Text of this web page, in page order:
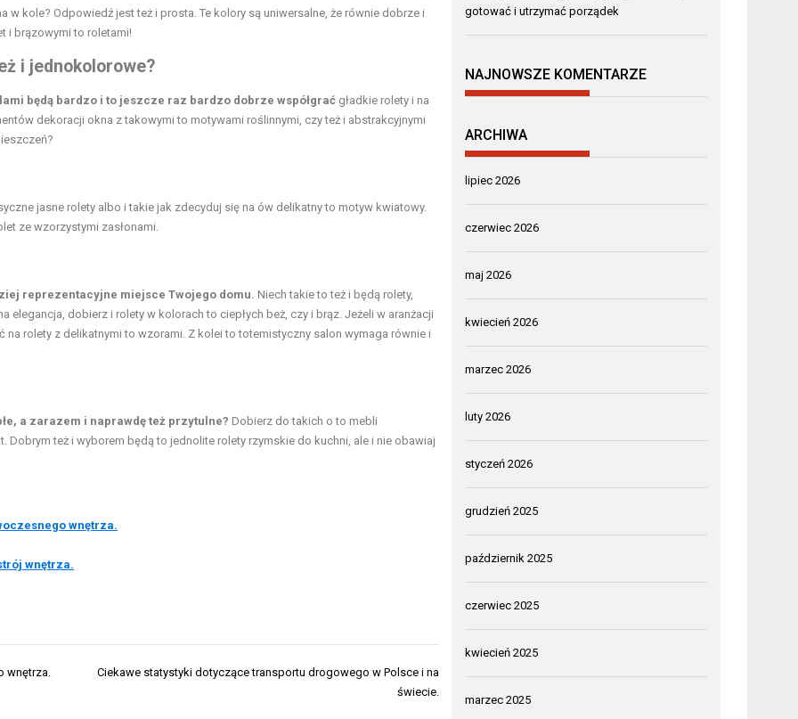
kole? Odpowiedź jest też i prosta. Te kolory są uniwersalne, że równie dobrze i
i brązowymi to roletami!
i jednokolorowe?
będą bardzo i to jeszcze raz bardzo dobrze współgrać gładkie rolety i na
dekoracji okna z takowymi to motywami roślinnymi, czy też i abstrakcyjnymi
jasne rolety albo i takie jak zdecyduj się na ów delikatny to motyw kwiatowy.
ze wzorzystymi zasłonami.
reprezentacyjne miejsce Twojego domu. Niech takie to też i będą rolety,
elegancja, dobierz i rolety w kolorach to ciepłych beż, czy i brąz. Jeżeli w aranżacji
rolety z delikatnymi to wzorami. Z kolei to totemistyczny salon wymaga równie i
a zarazem i naprawdę też przytulne? Dobierz do takich o to mebli
też i wyborem będą to jednolite rolety rzymskie do kuchni, ale i nie obawiaj
wnętrza.
wnętrza.
wnętrza.
Ciekawe statystyki dotyczące transportu drogowego w Polsce i na
świecie.
gotować i utrzymać porządek
NAJNOWSZE KOMENTARZE
ARCHIWA
lipiec 2026
czerwiec 2026
maj 2026
kwiecień 2026
marzec 2026
luty 2026
styczeń 2026
grudzień 2025
październik 2025
czerwiec 2025
kwiecień 2025
marzec 2025